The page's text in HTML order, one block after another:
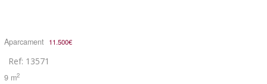
Aparcament 11.500€
Ref: 13571
9 m2